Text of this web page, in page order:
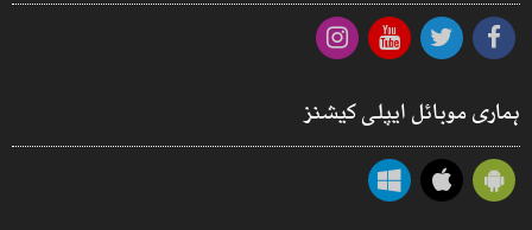
ہماری موبائل ایپلی کیشنز